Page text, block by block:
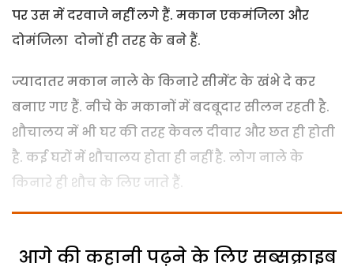
पर उस में दरवाजे नहीं लगे हैं. मकान एकमंजिला और
दोमंजिला दोनों ही तरह के बने हैं.
ज्यादातर मकान नाले के किनारे सीमेंट के खंभे दे कर
बनाए गए हैं. नीचे के मकानों में बदबूदार सीलन रहती है.
शौचालय में भी घर की तरह केवल दीवार और छत ही होती
है. कई घरों में शौचालय होता ही नहीं है. लोग नाले के
किनारे ही शौच के लिए जाते हैं.
आगे की कहानी पढ़ने के लिए सब्सक्राइब